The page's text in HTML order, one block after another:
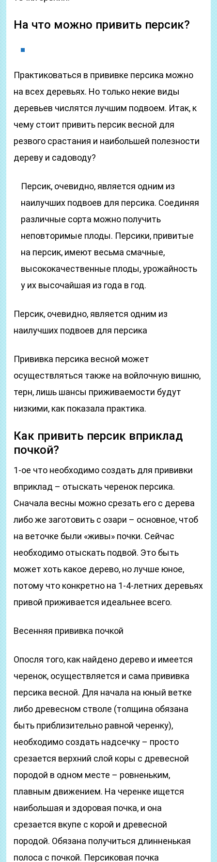
На что можно привить персик?
Практиковаться в прививке персика можно
на всех деревьях. Но только некие виды
деревьев числятся лучшим подвоем. Итак, к
чему стоит привить персик весной для
резвого срастания и наибольшей полезности
дереву и садоводу?
Персик, очевидно, является одним из
наилучших подвоев для персика. Соединяя
различные сорта можно получить
неповторимые плоды. Персики, привитые
на персик, имеют весьма смачные,
высококачественные плоды, урожайность
у их высочайшая из года в год.
Персик, очевидно, является одним из
наилучших подвоев для персика
Прививка персика весной может
осуществляться также на войлочную вишню,
терн, лишь шансы приживаемости будут
низкими, как показала практика.
Как привить персик вприклад
почкой?
1-ое что необходимо создать для прививки
вприклад – отыскать черенок персика.
Сначала весны можно срезать его с дерева
либо же заготовить с озари – основное, чтоб
на веточке были «живы» почки. Сейчас
необходимо отыскать подвой. Это быть
может хоть какое дерево, но лучше юное,
потому что конкретно на 1-4-летних деревьях
привой приживается идеальнее всего.
Весенняя прививка почкой
Опосля того, как найдено дерево и имеется
черенок, осуществляется и сама прививка
персика весной. Для начала на юный ветке
либо древесном стволе (толщина обязана
быть приблизительно равной черенку),
необходимо создать надсечку – просто
срезается верхний слой коры с древесной
породой в одном месте – ровненьким,
плавным движением. На черенке ищется
наибольшая и здоровая почка, и она
срезается вкупе с корой и древесной
породой. Обязана получиться длинненькая
полоса с почкой. Персиковая почка